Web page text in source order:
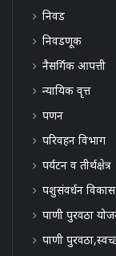
निवड
निवडणूक
नैसर्गिक आपत्ती
न्यायिक वृत्त
पणन
परिवहन विभाग
पर्यटन व तीर्थक्षेत्र
पशुसंवर्धन विकास
पाणी पुरवठा
पाणी